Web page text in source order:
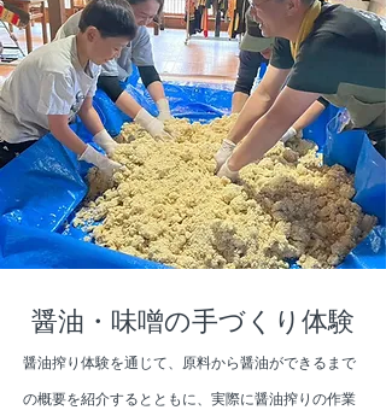
醤油・味噌の手づくり体験
醤油搾り体験を通じて、原料から醤油ができるまで
の概要を紹介するとともに、実際に醤油搾りの作業